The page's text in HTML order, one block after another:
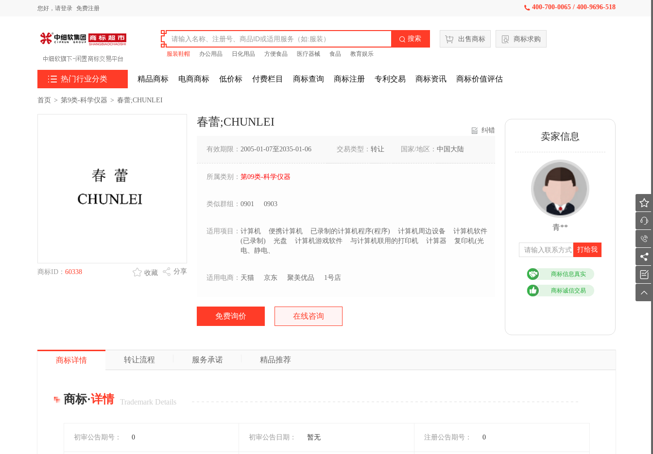
您好， 请登录 免费注册  400-700-0065 / 400-9696-518
 搜索
服装鞋帽 办公用品 日化用品 方便食品 医疗器械 食品 教育娱乐
出售商标 商标求购
 热门行业分类 精品商标 电商商标 低价标 付费栏目 商标查询 商标注册 专利交易 商标资讯 商标价值评估
首页 > 第9类-科学仪器 > 春蕾;CHUNLEI
商标ID： 60338 分享
收藏
春蕾;CHUNLEI
纠错
有效期限： 2005-01-07至2035-01-06 交易类型： 转让 国家/地区： 中国大陆
所属类别： 第09类-科学仪器
类似群组： 0901 0903
适用项目： 计算机 便携计算机 已录制的计算机程序(程序) 计算机周边设备
计算机软件
(已录制)
光盘 计算机游戏软件 与计算机联用的打印机 计算器
复印机(光
电、静电、
适用电商： 天猫 京东 聚美优品 1号店
免费询价 在线咨询
卖家信息
青**
打给我
商标信息真实
商标诚信交易
商标详情 转让流程 服务承诺 精品推荐
商标·详情 Trademark Details
初审公告期号： 0 初审公告日期： 暂无 注册公告期号： 0





